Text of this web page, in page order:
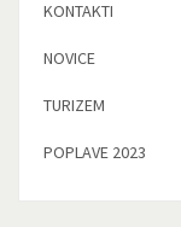
KONTAKTI
NOVICE
TURIZEM
POPLAVE 2023